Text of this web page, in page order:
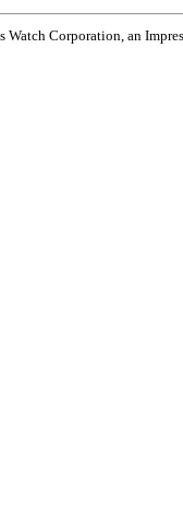
Watch Corporation, an